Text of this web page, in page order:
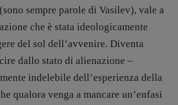
Piano:
in breve:
sempre parole di Vasilev), vale a
che è stata ideologicamente
del sol dell’avvenire. Diventa
dallo stato di alienazione –
indelebile dell’esperienza della
qualora venga a mancare un’enfasi